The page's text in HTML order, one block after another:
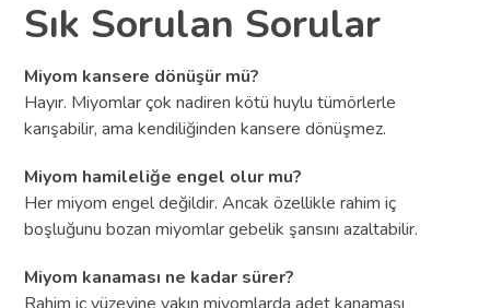
Sık Sorulan Sorular
Miyom kansere dönüşür mü?
Hayır. Miyomlar çok nadiren kötü huylu tümörlerle
karışabilir, ama kendiliğinden kansere dönüşmez.
Miyom hamileliğe engel olur mu?
Her miyom engel değildir. Ancak özellikle rahim iç
boşluğunu bozan miyomlar gebelik şansını azaltabilir.
Miyom kanaması ne kadar sürer?